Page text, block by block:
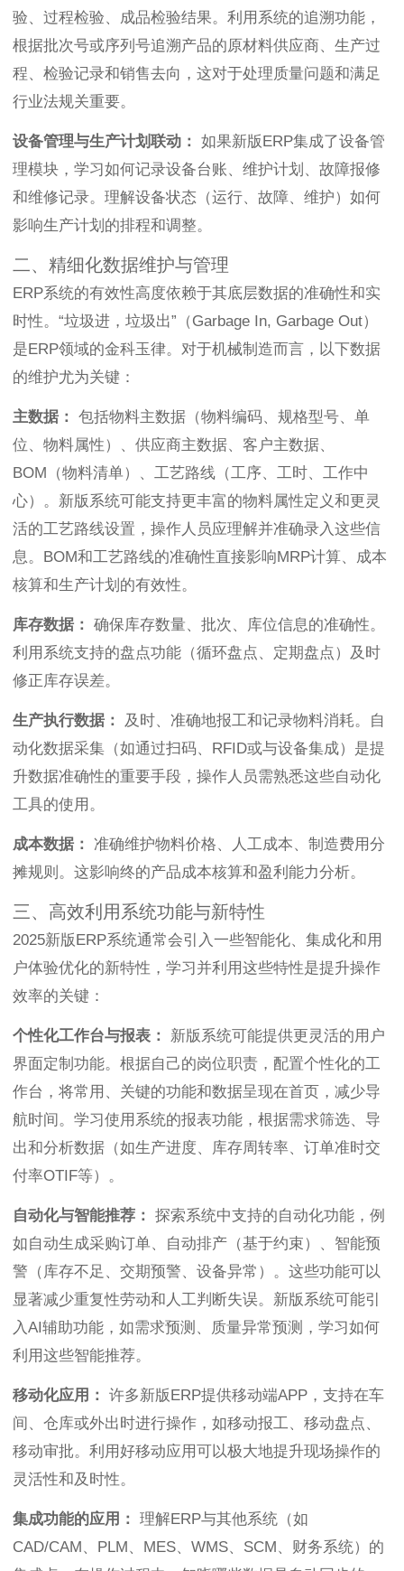
验、过程检验、成品检验结果。利用系统的追溯功能，
根据批次号或序列号追溯产品的原材料供应商、生产过
程、检验记录和销售去向，这对于处理质量问题和满足
行业法规关重要。
设备管理与生产计划联动：
如果新版ERP集成了设备管
理模块，学习如何记录设备台账、维护计划、故障报修
和维修记录。理解设备状态（运行、故障、维护）如何
影响生产计划的排程和调整。
二、精细化数据维护与管理
ERP系统的有效性高度依赖于其底层数据的准确性和实
时性。“垃圾进，垃圾出”（Garbage In, Garbage Out）
是ERP领域的金科玉律。对于机械制造而言，以下数据
的维护尤为关键：
主数据：
包括物料主数据（物料编码、规格型号、单
位、物料属性）、供应商主数据、客户主数据、
BOM（物料清单）、工艺路线（工序、工时、工作中
心）。新版系统可能支持更丰富的物料属性定义和更灵
活的工艺路线设置，操作人员应理解并准确录入这些信
息。BOM和工艺路线的准确性直接影响MRP计算、成本
核算和生产计划的有效性。
库存数据：
确保库存数量、批次、库位信息的准确性。
利用系统支持的盘点功能（循环盘点、定期盘点）及时
修正库存误差。
生产执行数据：
及时、准确地报工和记录物料消耗。自
动化数据采集（如通过扫码、RFID或与设备集成）是提
升数据准确性的重要手段，操作人员需熟悉这些自动化
工具的使用。
成本数据：
准确维护物料价格、人工成本、制造费用分
摊规则。这影响终的产品成本核算和盈利能力分析。
三、高效利用系统功能与新特性
2025新版ERP系统通常会引入一些智能化、集成化和用
户体验优化的新特性，学习并利用这些特性是提升操作
效率的关键：
个性化工作台与报表：
新版系统可能提供更灵活的用户
界面定制功能。根据自己的岗位职责，配置个性化的工
作台，将常用、关键的功能和数据呈现在首页，减少导
航时间。学习使用系统的报表功能，根据需求筛选、导
出和分析数据（如生产进度、库存周转率、订单准时交
付率OTIF等）。
自动化与智能推荐：
探索系统中支持的自动化功能，例
如自动生成采购订单、自动排产（基于约束）、智能预
警（库存不足、交期预警、设备异常）。这些功能可以
显著减少重复性劳动和人工判断失误。新版系统可能引
入AI辅助功能，如需求预测、质量异常预测，学习如何
利用这些智能推荐。
移动化应用：
许多新版ERP提供移动端APP，支持在车
间、仓库或外出时进行操作，如移动报工、移动盘点、
移动审批。利用好移动应用可以极大地提升现场操作的
灵活性和及时性。
集成功能的应用：
理解ERP与其他系统（如
CAD/CAM、PLM、MES、WMS、SCM、财务系统）的